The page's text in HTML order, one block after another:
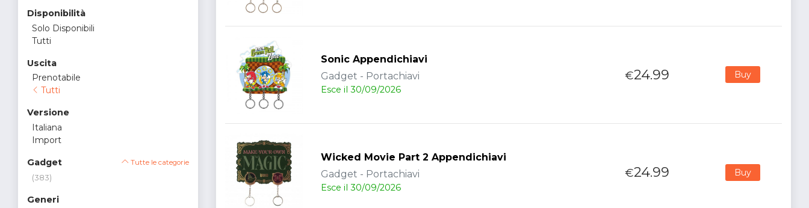
Disponibilità
Solo Disponibili
Tutti
Uscita
Prenotabile
Tutti
Versione
Italiana
Import
Gadget Tutte le categorie
(383)
Generi
Sonic Appendichiavi
Gadget - Portachiavi
Esce il 30/09/2026
€24.99 Buy
Wicked Movie Part 2 Appendichiavi
Gadget - Portachiavi
Esce il 30/09/2026
€24.99 Buy